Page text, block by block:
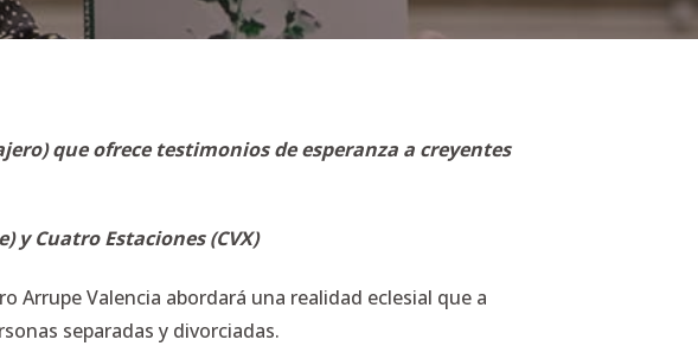
que ofrece testimonios de esperanza a creyentes
y Cuatro Estaciones (CVX)
Arrupe Valencia abordará una realidad eclesial que a
separadas y divorciadas.